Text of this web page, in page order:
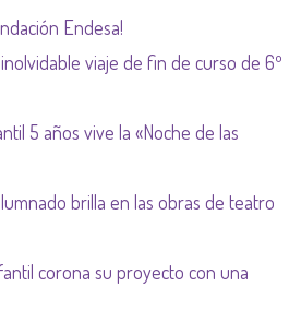
Endesa!
viaje de fin de curso de 6º
5 años vive la «Noche de las
brilla en las obras de teatro
corona su proyecto con una